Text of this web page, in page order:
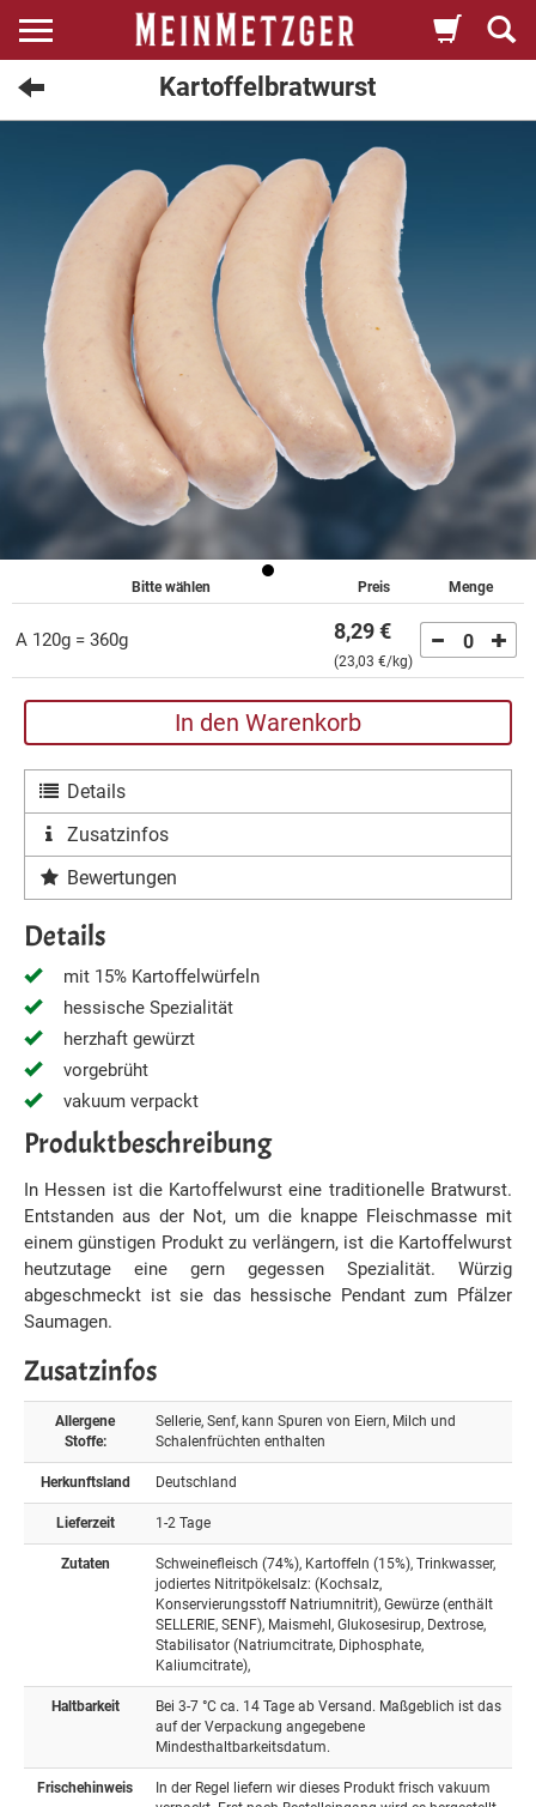
Kartoffelbratwurst
Bitte wählen Preis Menge
a 120g = 360g 8,29 €
(23,03 €/kg)
0
In den Warenkorb
Details
Zusatzinfos
Bewertungen
Details
mit 15% Kartoffelwürfeln
hessische Spezialität
herzhaft gewürzt
vorgebrüht
vakuum verpackt
Produktbeschreibung
In Hessen ist die Kartoffelwurst eine traditionelle Bratwurst.
Entstanden aus der Not, um die knappe Fleischmasse mit
einem günstigen Produkt zu verlängern, ist die Kartoffelwurst
heutzutage eine gern gegessen Spezialität. Würzig
abgeschmeckt ist sie das hessische Pendant zum Pfälzer
Saumagen.
Zusatzinfos
Allergene
Stoffe:
Sellerie, Senf, kann Spuren von Eiern, Milch und
Schalenfrüchten enthalten
Herkunftsland Deutschland
Lieferzeit 1-2 Tage
Zutaten
Schweinefleisch (74%), Kartoffeln (15%), Trinkwasser,
jodiertes Nitritpökelsalz: (Kochsalz,
Konservierungsstoff Natriumnitrit), Gewürze (enthält
SELLERIE, SENF), Maismehl, Glukosesirup, Dextrose,
Stabilisator (Natriumcitrate, Diphosphate,
Kaliumcitrate),
Haltbarkeit
Bei 3-7 °C ca. 14 Tage ab Versand. Maßgeblich ist das
auf der Verpackung angegebene
Mindesthaltbarkeitsdatum.
Frischehinweis
In der Regel liefern wir dieses Produkt frisch vakuum